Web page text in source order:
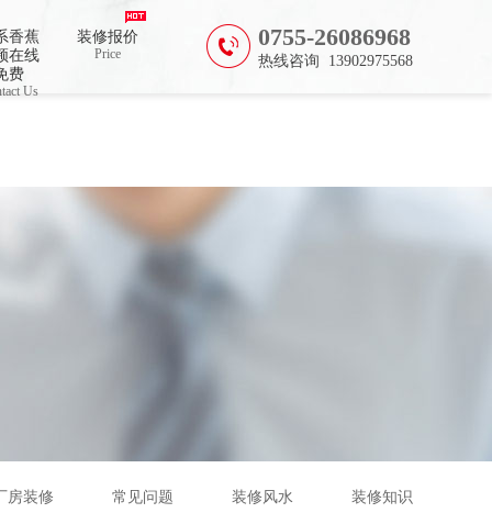
0755-26086968
热线咨询 13902975568
香蕉
在线
费
Us
装修报价
Price
房装修 常见问题 装修风水 装修知识